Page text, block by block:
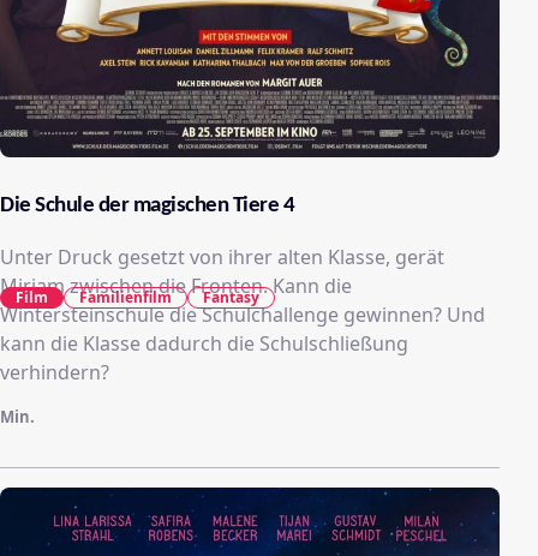
Die Schule der magischen Tiere 4
Unter Druck gesetzt von ihrer alten Klasse, gerät
Miriam zwischen die Fronten. Kann die
Wintersteinschule die Schulchallenge gewinnen? Und
kann die Klasse dadurch die Schulschließung
verhindern?
Min.
Film Familienfilm Fantasy